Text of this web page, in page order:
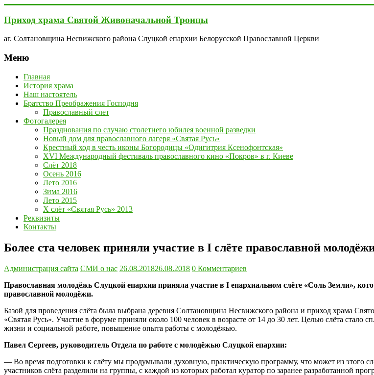
к
содержимому
Приход храма Святой Живоначальной Троицы
аг. Солтановщина Несвижского района Слуцкой епархии Белорусской Православной Церкви
Меню
Главная
История храма
Наш настоятель
Братство Преображения Господня
Православный слет
Фотогалерея
Празднования по случаю столетнего юбилея военной разведки
Новый дом для православного лагеря «Святая Русь»
Крестный ход в честь иконы Богородицы «Одигитрия Ксенофонтская»
XVI Международный фестиваль православного кино «Покров» в г. Киеве
Слёт 2018
Осень 2016
Лето 2016
Зима 2016
Лето 2015
Х слёт «Святая Русь» 2013
Реквизиты
Контакты
Более ста человек приняли участие в I слёте православной
Администрация сайта СМИ о нас 26.08.201826.08.2018 0 Комментариев
Православная молодёжь Слуцкой епархии приняла участие в I епархиальном слёте «Соль Земли»,
православной молодёжи.
Базой для проведения слёта была выбрана деревня Солтановщина Несвижского района и приход храма
«Святая Русь». Участие в форуме приняли около 100 человек в возрасте от 14 до 30 лет. Целью слёта
жизни и социальной работе, повышение опыта работы с молодёжью.
Павел Сергеев, руководитель Отдела по работе с молодёжью Слуцкой епархии:
— Во время подготовки к слёту мы продумывали духовную, практическую программу, что может из этого
участников слёта разделили на группы, с каждой из которых работал куратор по заранее разработанной